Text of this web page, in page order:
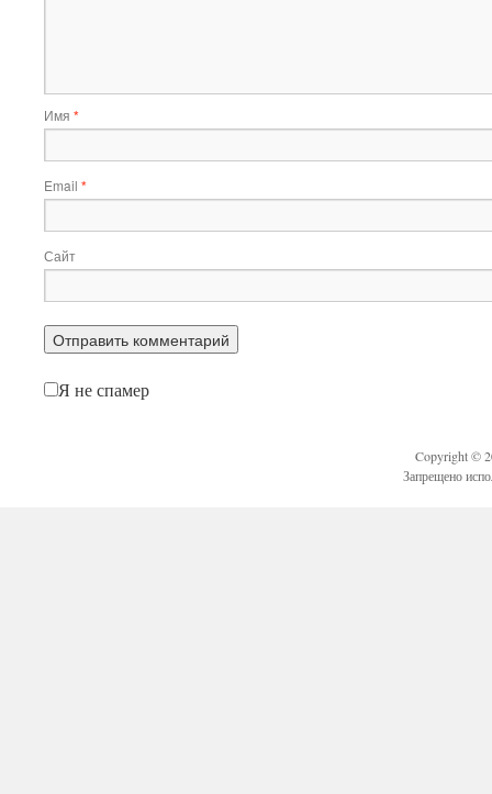
Имя *
Email *
Сайт
Я не спамер
Copyright ©
Запрещено